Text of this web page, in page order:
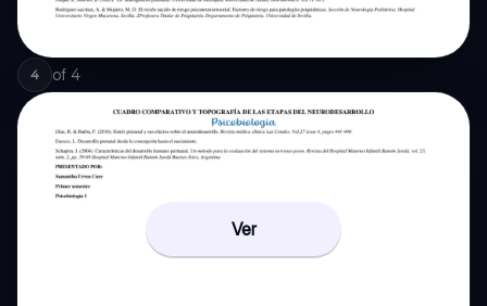
4 of 4
Ver